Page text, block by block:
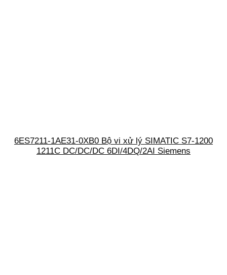
6ES7211-1AE31-0XB0 Bộ vi xử lý SIMATIC S7-1200
1211C DC/DC/DC 6DI/4DQ/2AI Siemens